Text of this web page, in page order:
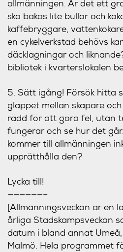
allmänningen. Är det ett
ska bakas lite bullar och
kaffebryggare,
en cykelverkstad behövs
däcklagningar och
bibliotek i kvarterslokalen
5. Sätt igång! Försök hitta
glappet mellan skapare
rädd för att göra fel, utan
fungerar och se hur det
kommer till allmänningen
upprätthålla den?
Lycka till!
——————–
[Allmänningsveckan är en
årliga Stadskampsveckan
datum i bland annat
Malmö. Hela programmet